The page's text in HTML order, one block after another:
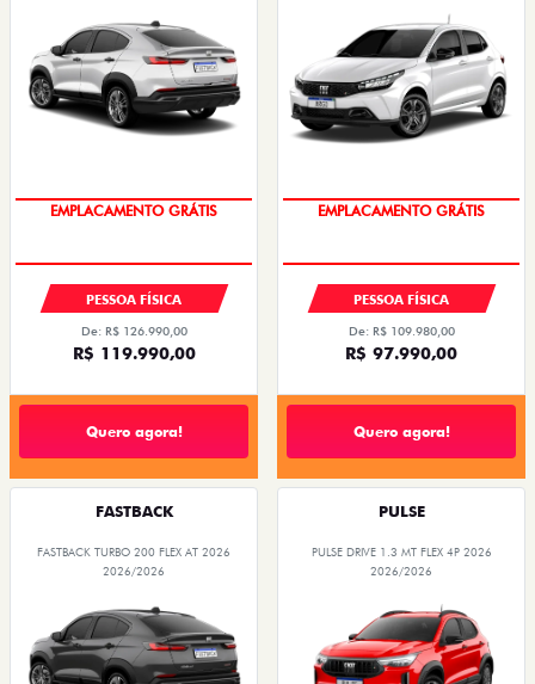
OPORTUNIDADE
PESSOA FÍSICA
De: R$ 126.990,00
R$ 119.990,00
Quero agora!
OPORTUNIDADE
PESSOA FÍSICA
De: R$ 109.980,00
R$ 97.990,00
Quero agora!
FASTBACK
FASTBACK TURBO 200 FLEX AT 2026
2026/2026
PULSE
PULSE DRIVE 1.3 MT FLEX 4P 2026
2026/2026